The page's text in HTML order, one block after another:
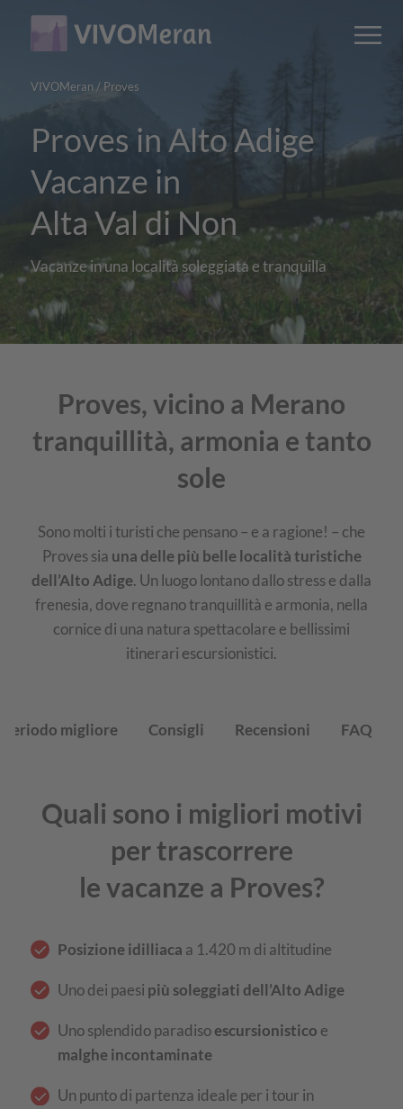
Main
content
Main
navigation
VIVOMeran/ Proves
Proves in Alto Adige
Vacanze in
Alta Val di Non
Vacanze in una località soleggiata e tranquilla
Proves, vicino a Merano
tranquillità, armonia e tanto
sole
Sono molti i turisti che pensano – e a ragione! – che
Proves sia una delle più belle località turistiche
dell’Alto Adige. Un luogo lontano dallo stress e dalla
frenesia, dove regnano tranquillità e armonia, nella
cornice di una natura spettacolare e bellissimi
itinerari escursionistici.
Periodo migliore Consigli Recensioni FAQ
Quali sono i migliori motivi
per trascorrere
le vacanze a Proves?
Posizione idilliaca a 1.420 m di altitudine
Uno dei paesi più soleggiati dell’Alto Adige
Uno splendido paradisoescursionistico e
malghe incontaminate
Un punto di partenza ideale per i tour in